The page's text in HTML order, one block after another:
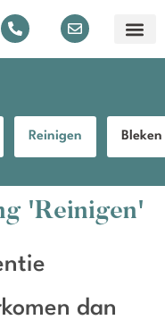
Reinigen Bleken
'Reinigen'
dan